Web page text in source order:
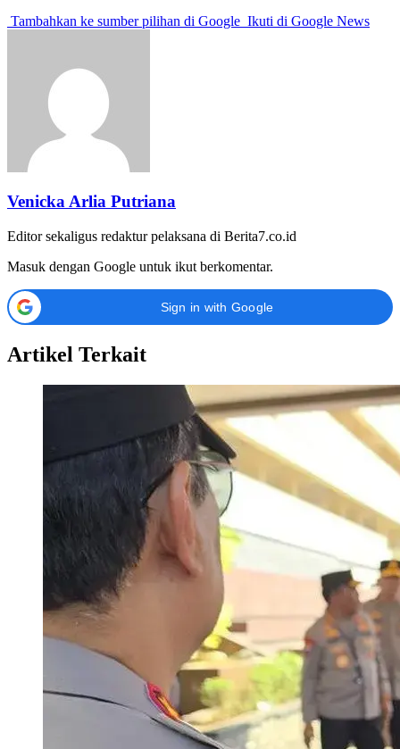
Tambahkan ke sumber pilihan di Google Ikuti di Google News
Venicka Arlia Putriana
Editor sekaligus redaktur pelaksana di Berita7.co.id
Masuk dengan Google untuk ikut berkomentar.
Sign in with Google
Artikel Terkait